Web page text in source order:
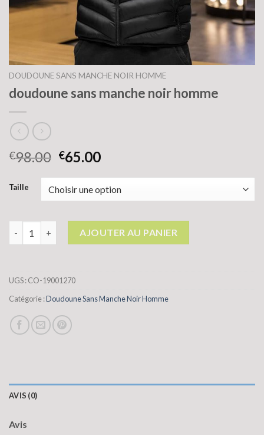
DOUDOUNE SANS MANCHE NOIR HOMME
doudoune sans manche noir homme
€98.00 €65.00
Taille
quantité de doudoune sans manche noir homme
AJOUTER AU PANIER
UGS :CO-19001270
Catégorie :Doudoune Sans Manche Noir Homme
AVIS (0)
Avis